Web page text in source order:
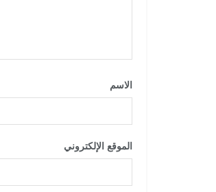
الاسم
الموقع الإلكتروني